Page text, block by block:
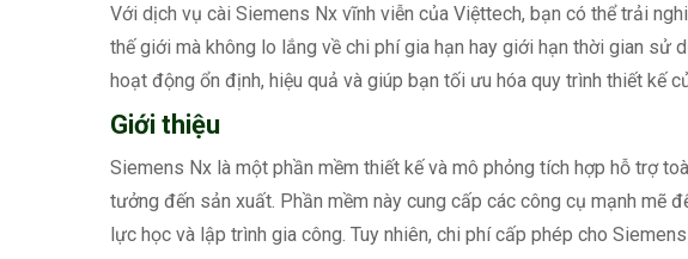
Với dịch vụ cài Siemens Nx vĩnh viễn của Việttech, bạn có thể trải
thế giới mà không lo lắng về chi phí gia hạn hay giới hạn thời gian sử
hoạt động ổn định, hiệu quả và giúp bạn tối ưu hóa quy trình thiết kế
Giới thiệu
Siemens Nx là một phần mềm thiết kế và mô phỏng tích hợp hỗ trợ
tưởng đến sản xuất. Phần mềm này cung cấp các công cụ mạnh mẽ
lực học và lập trình gia công. Tuy nhiên, chi phí cấp phép cho